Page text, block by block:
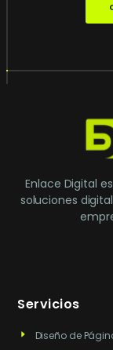
Enlace Digital
soluciones
Servicios
Diseño de